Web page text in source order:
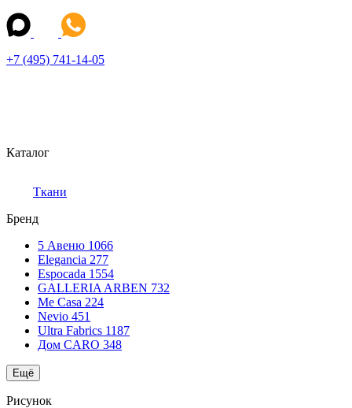
+7 (495) 741-14-05
Каталог
Ткани
Бренд
5 Авеню 1066
Elegancia 277
Espocada 1554
GALLERIA ARBEN 732
Me Casa 224
Nevio 451
Ultra Fabrics 1187
Дом CARO 348
Ещё
Рисунок